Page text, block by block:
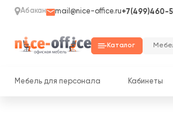
Абакан mail@nice-office.ru+7(499)460-
Каталог
Мебель для персонала Кабинеты